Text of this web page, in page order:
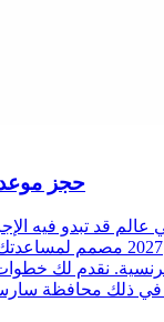
حجز موعد
عالم قد تبدو فيه
2027 مصمم
نقدم لك
في ذلك محافظة